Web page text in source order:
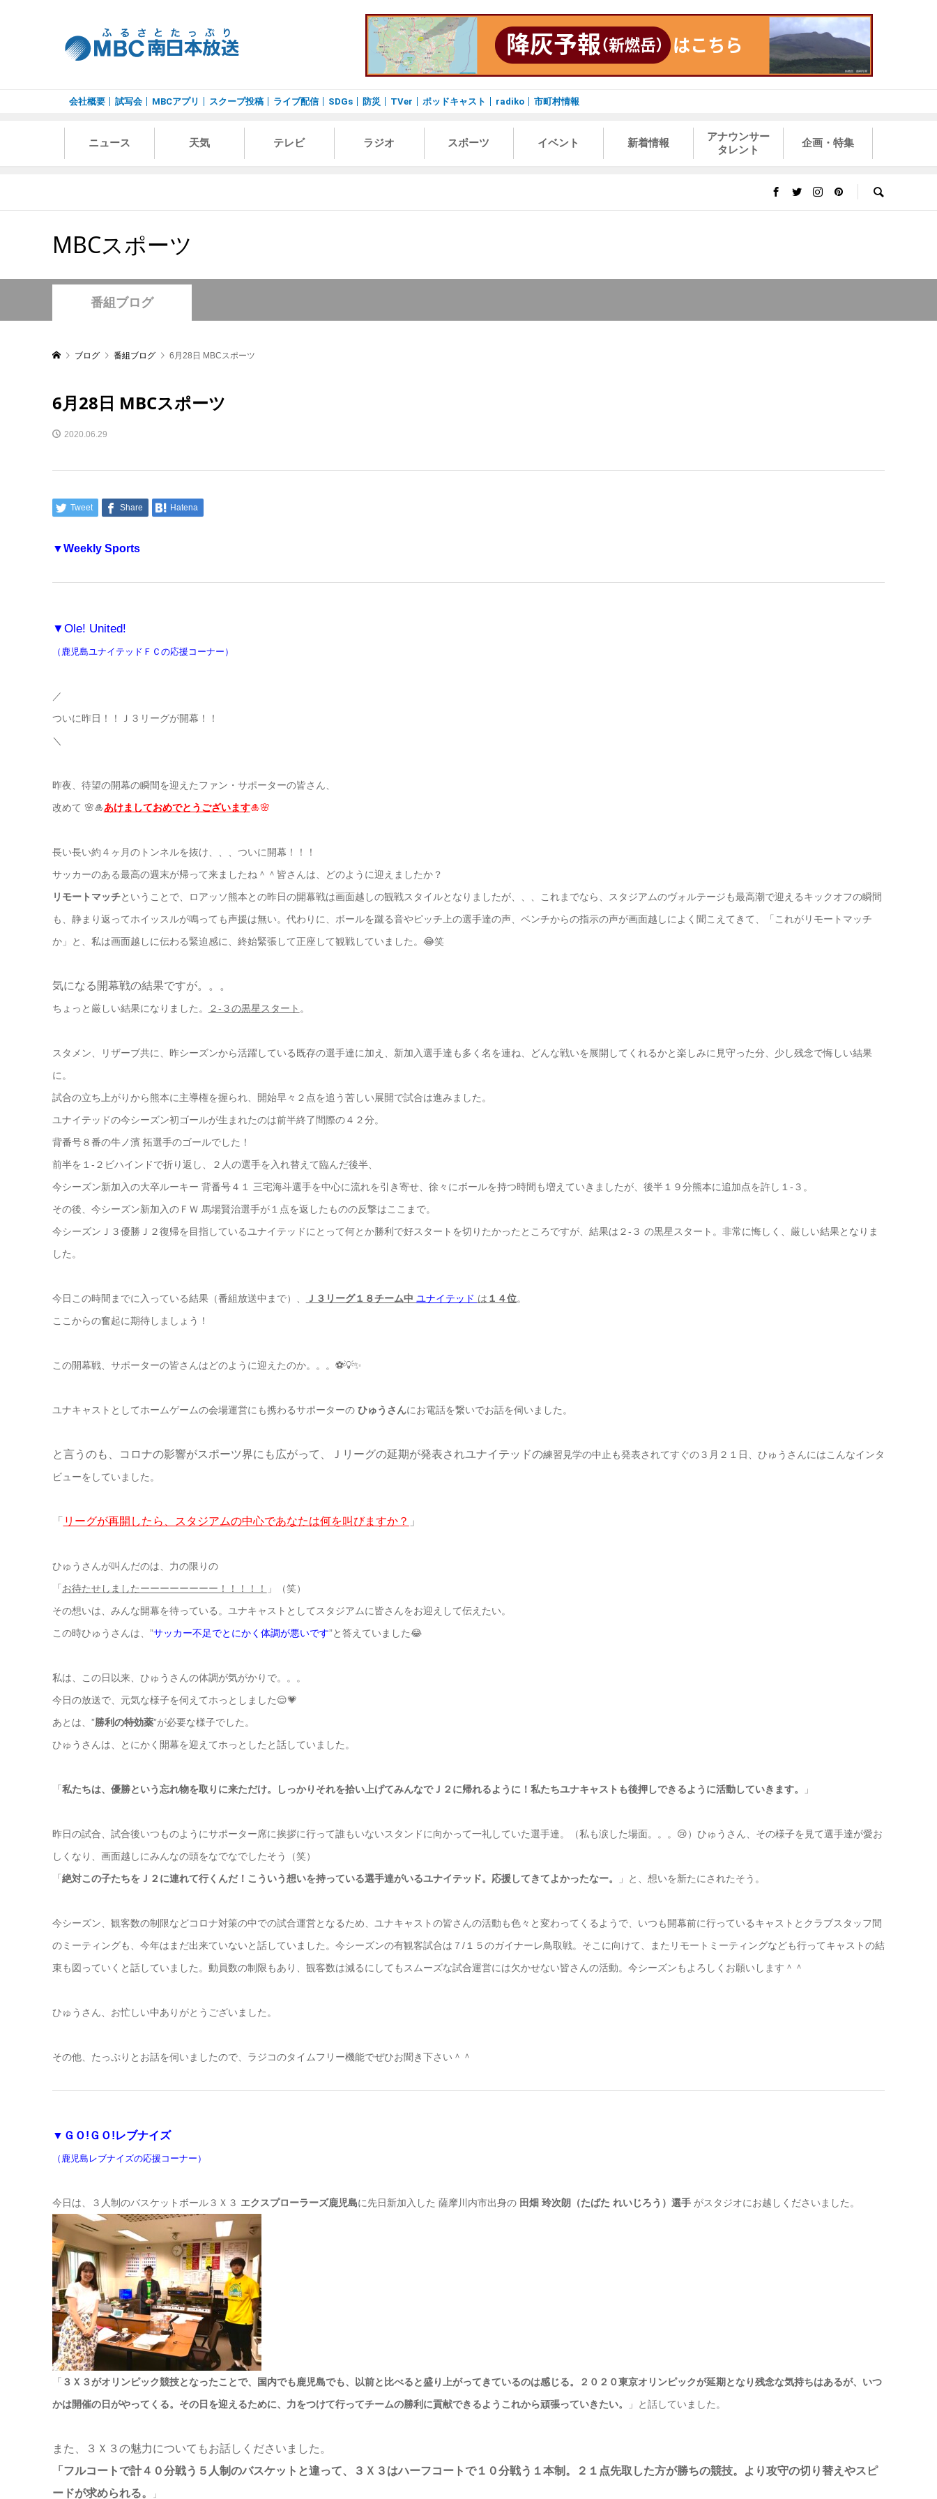
会社概要 試写会 MBCアプリ スクープ投稿 ライブ配信 SDGs 防災 TVer ポッドキャスト radiko 市町村情報
ニュース 天気 テレビ ラジオ スポーツ イベント 新着情報
アナウンサー
タレント
企画・特集
MBCスポーツ
番組ブログ
ブログ 番組ブログ 6月28日 MBCスポーツ
6月28日 MBCスポーツ
2020.06.29
Tweet Share Hatena
▼Weekly Sports
▼Ole! United!
（鹿児島ユナイテッドＦＣの応援コーナー）
／
ついに昨日！！Ｊ３リーグが開幕！！
＼
昨夜、待望の開幕の瞬間を迎えたファン・サポーターの皆さん、
改めて 🌸🎍あけましておめでとうございます🎍🌸
長い長い約４ヶ月のトンネルを抜け、、、ついに開幕！！！
サッカーのある最高の週末が帰って来ましたね＾＾皆さんは、
どのように迎えましたか？
リモートマッチということで、ロアッソ熊本との昨日の開幕戦は画面越しの観戦スタイルとなりましたが、、、これまでなら、スタジアムのヴォルテージも最高潮で迎えるキックオフの瞬間
も、静まり返ってホイッスルが鳴っても声援は無い。代わりに、ボールを蹴る音やピッチ上の選手達の声、ベンチからの指示の声が画面越しによく聞こえてきて、「これがリモートマッチ
か」
と、私は画面越しに伝わる緊迫感に、終始緊張して正座して観戦していました。😂笑
気になる開幕戦の結果ですが。。。
ちょっと厳しい結果になりました。 ２-３の黒星スタート 。
スタメン、リザーブ共に、昨シーズンから活躍している既存の選手達に加え、新加入選手達も多く名を連ね、どんな戦いを展開してくれるかと楽しみに見守った分、少し残念で悔しい結果
に。
試合の立ち上がりから熊本に主導権を握られ、開始早々２点を追う苦しい展開で試合は進みました。
ユナイテッドの今シーズン初ゴールが生まれたのは前半終了間際の４２分。
背番号８番の牛ノ濱 拓選手のゴールでした！
前半を１-２ビハインドで折り返し、２人の選手を入れ替えて臨んだ後半、
今シーズン新加入の大卒ルーキー 背番号４１ 三宅海斗選手を中心に流れを引き寄せ、徐々にボールを持つ時間も増えていきましたが、後半１９分熊本に追加点を許し１-３。
その後、今シーズン新加入のＦＷ 馬場賢治選手が１点を返したものの反撃はここまで。
今シーズンＪ３優勝Ｊ２復帰を目指しているユナイテッドにとって何とか勝利で好スタートを切りたかったところですが、結果は２-３ の黒星スタート。非常に悔しく、厳しい結果となりま
した。
今日この時間までに入っている結果（番組放送中まで）、 Ｊ３リーグ１８チーム中 ユナイテッド は １４位。
ここからの奮起に期待しましょう！
この開幕戦、サポーターの皆さんはどのように迎えたのか。。。⚽💡✨
ユナキャストとしてホームゲームの会場運営にも携わるサポーターの ひゅうさんにお電話を繋いでお話を伺いました。
と言うのも、コロナの影響がスポーツ界にも広がって、Ｊリーグの延期が発表されユナイテッドの練習見学の中止も発表されてすぐの３月２１日、ひゅうさんにはこんなインタ
ビューをしていました。
「 リーグが再開したら、スタジアムの中心であなたは何を叫びますか？ 」
ひゅうさんが叫んだのは、力の限りの
「 お待たせしましたーーーーーーーー！！！！！
」（笑）
その想いは、みんな開幕を待っている。ユナキャストとしてスタジアムに皆さんをお迎えして伝えたい。
この時ひゅうさんは、”サッカー不足でとにかく体調が悪いです”と答えていました😂
私は、この日以来、ひゅうさんの体調が気がかりで。。。
今日の放送で、元気な様子を伺えてホっとしました😌💗
あとは、”勝利の特効薬”が必要な様子でした。
ひゅうさんは、とにかく開幕を迎えてホっとしたと話していました。
「 私たちは、優勝という忘れ物を取りに来ただけ。しっかりそれを拾い上げてみんなでＪ２に帰れるように！私たちユナキャストも後押しできるように活動していきます。 」
昨日の試合、試合後いつものようにサポーター席に挨拶に行って誰もいないスタンドに向かって一礼していた選手達。（私も涙した場面。。。😢）ひゅうさん、その様子を見て選手達が愛お
しくなり、画面越しにみんなの頭をなでなでしたそう（笑）
「 絶対この子たちをＪ２に連れて行くんだ！こういう想いを持っている選手達がいるユナイテッド。応援してきてよかったなー。 」と、想いを新たにされたそう。
今シーズン、観客数の制限などコロナ対策の中での試合運営となるため、ユナキャストの皆さんの活動も色々と変わってくるようで、いつも開幕前に行っているキャストとクラブスタッフ間
のミーティングも、今年はまだ出来ていないと話していました。今シーズンの有観客試合は７/１５のガイナーレ鳥取戦。そこに向けて、またリモートミーティングなども行ってキャストの結
束も図っていくと話していました。動員数の制限もあり、観客数は減るにしてもスムーズな試合運営には欠かせない皆さんの活動。今シーズンもよろしくお願いします＾＾
ひゅうさん、お忙しい中ありがとうございました。
その他、たっぷりとお話を伺いましたので、ラジコのタイムフリー機能でぜひお聞き下さい＾＾
▼ＧＯ!ＧＯ!レブナイズ
（鹿児島レブナイズの応援コーナー）
今日は、３人制のバスケットボール３Ｘ３ エクスプローラーズ鹿児島に先日新加入した 薩摩川内市出身の 田畑 玲次朗（たばた れいじろう） 選手 がスタジオにお越しくださいました。
「 ３Ｘ３がオリンピック競技となったことで、国内でも鹿児島でも、以前と比べると盛り上がってきているのは感じる。２０２０東京オリンピックが延期となり残念な気持ちはあるが、いつ
かは開催の日がやってくる。その日を迎えるために、力をつけて行ってチームの勝利に貢献できるようこれから頑張っていきたい。
」と話していました。
また、３Ｘ３の魅力についてもお話しくださいました。
「フルコートで計４０分戦う５人制のバスケットと違って、３Ｘ３はハーフコートで１０分戦う１本制。２１点先取した方が勝ちの競技。より攻守の切り替えやスピ
ードが求められる。
」